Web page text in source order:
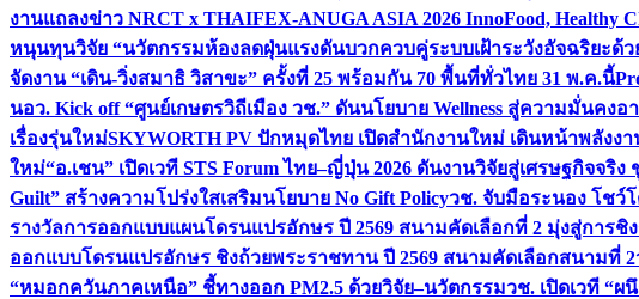
งานแถลงข่าว NRCT x THAIFEX-ANUGA ASIA 2026 InnoFood, Healthy
หนุนทุนวิจัย “นวัตกรรมห้องลดฝุ่นแรงดันบวกควบคู่ระบบเฝ้าระวังอัจฉริยะด้
จัดงาน “เดิน-วิ่งสมาธิ วิสาขะ” ครั้งที่ 25 พร้อมกัน 70 พื้นที่ทั่วไทย 31 พ.ค.นี้
นอว. Kick off “ศูนย์เกษตรวิถีเมือง วช.” ดันนโยบาย Wellness สู่ความมั่นคงอ
เรื่องรุ่นใหม่SKYWORTH PV ปักหมุดไทย เปิดสำนักงานใหม่ เดินหน้าพลังง
ใหม่“อ.เชน” เปิดเวที STS Forum ไทย–ญี่ปุ่น 2026 ดันงานวิจัยสู่เศรษฐกิจจริ
Guilt” สร้างความโปร่งใสเสริมนโยบาย No Gift Policyวช. จับมือระนอง โชว์
รางวัลการออกแบบแผนโดรนแปรอักษร ปี 2569 สนามคัดเลือกที่ 2 มุ่งสู่การชิ
ออกแบบโดรนแปรอักษร ชิงถ้วยพระราชทาน ปี 2569 สนามคัดเลือกสนามที่ 2
“หมอกควันภาคเหนือ” ชี้ทางออก PM2.5 ด้วยวิจัย–นวัตกรรมวช. เปิดเวที “